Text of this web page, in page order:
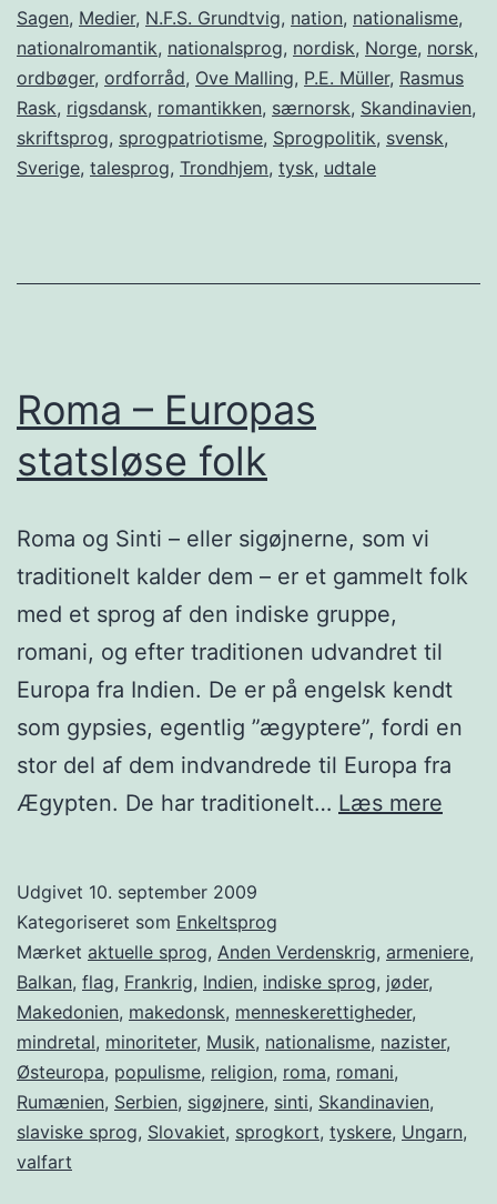
Sagen, Medier, N.F.S. Grundtvig, nation, nationalisme,
nationalromantik, nationalsprog, nordisk, Norge, norsk,
ordbøger, ordforråd, Ove Malling, P.E. Müller, Rasmus
Rask, rigsdansk, romantikken, særnorsk, Skandinavien,
skriftsprog, sprogpatriotisme, Sprogpolitik, svensk,
Sverige, talesprog, Trondhjem, tysk, udtale
Roma – Europas
statsløse folk
Roma og Sinti – eller sigøjnerne, som vi
traditionelt kalder dem – er et gammelt folk
med et sprog af den indiske gruppe,
romani, og efter traditionen udvandret til
Europa fra Indien. De er på engelsk kendt
som gypsies, egentlig ”ægyptere”, fordi en
stor del af dem indvandrede til Europa fra
Ægypten. De har traditionelt… Læs mere
folk
Udgivet 10. september 2009
Kategoriseret som Enkeltsprog
Mærket aktuelle sprog, Anden Verdenskrig, armeniere,
Balkan, flag, Frankrig, Indien, indiske sprog, jøder,
Makedonien, makedonsk, menneskerettigheder,
mindretal, minoriteter, Musik, nationalisme, nazister,
Østeuropa, populisme, religion, roma, romani,
Rumænien, Serbien, sigøjnere, sinti, Skandinavien,
slaviske sprog, Slovakiet, sprogkort, tyskere, Ungarn,
valfart